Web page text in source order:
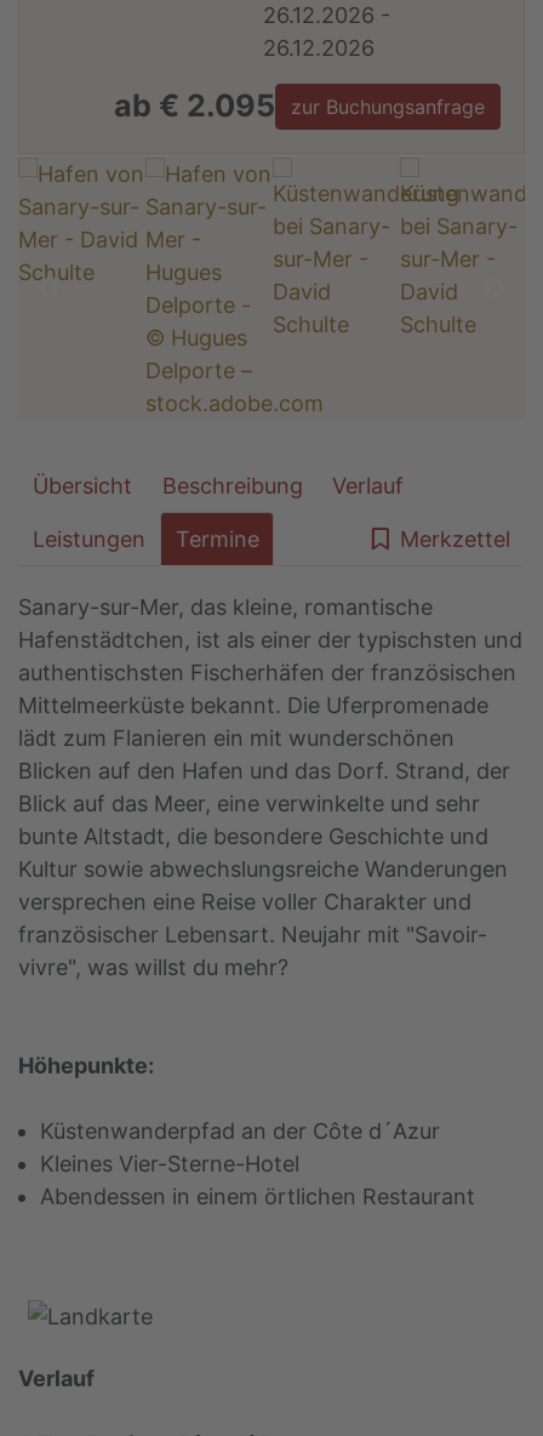
26.12.2026 -
26.12.2026
ab € 2.095 zur Buchungsanfrage
Übersicht Beschreibung Verlauf
Leistungen Termine Merkzettel
Sanary-sur-Mer, das kleine, romantische
Hafenstädtchen, ist als einer der typischsten und
authentischsten Fischerhäfen der französischen
Mittelmeerküste bekannt. Die Uferpromenade
lädt zum Flanieren ein mit wunderschönen
Blicken auf den Hafen und das Dorf. Strand, der
Blick auf das Meer, eine verwinkelte und sehr
bunte Altstadt, die besondere Geschichte und
Kultur sowie abwechslungsreiche Wanderungen
versprechen eine Reise voller Charakter und
französischer Lebensart. Neujahr mit "Savoir-
vivre", was willst du mehr?
Höhepunkte:
Küstenwanderpfad an der Côte d´Azur
Kleines Vier-Sterne-Hotel
Abendessen in einem örtlichen Restaurant
Verlauf